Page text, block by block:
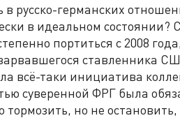
русско-германских
в идеальном состоянии?
портиться с 2008
ставленника
всё-таки инициатива
суверенной ФРГ была
тормозить, но не